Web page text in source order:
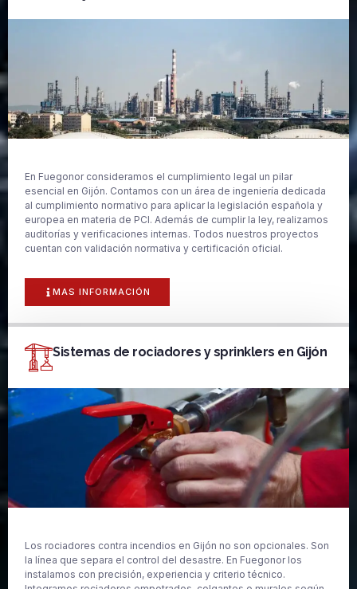
En Fuegonor consideramos el cumplimiento legal un pilar
esencial en Gijón. Contamos con un área de ingeniería dedicada
al cumplimiento normativo para aplicar la legislación española y
europea en materia de PCI. Además de cumplir la ley, realizamos
auditorías y verificaciones internas. Todos nuestros proyectos
cuentan con validación normativa y certificación oficial.
MAS INFORMACIÓN
Sistemas de rociadores y sprinklers en Gijón
Los rociadores contra incendios en Gijón no son opcionales. Son
la línea que separa el control del desastre. En Fuegonor los
instalamos con precisión, experiencia y criterio técnico.